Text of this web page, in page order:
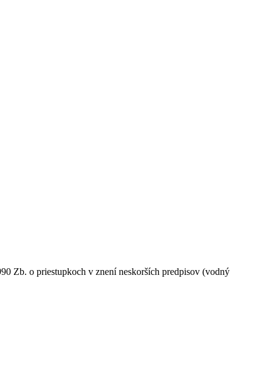
Zb. o priestupkoch v znení neskorších predpisov (vodný